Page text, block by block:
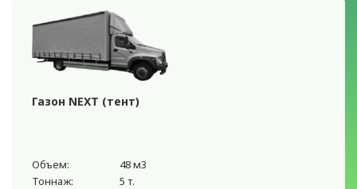
Газон NEXT (тент)
Объем:
48 м3
Тоннаж:
5 т.